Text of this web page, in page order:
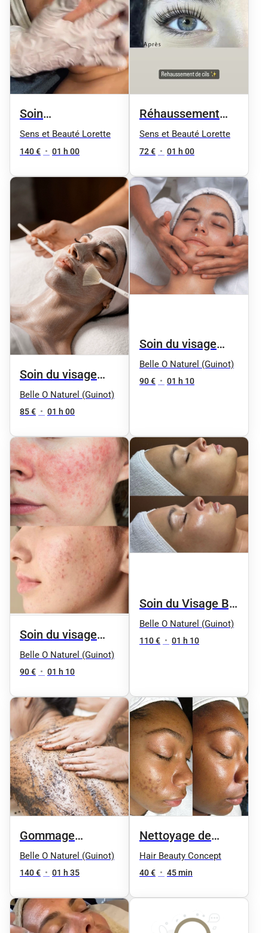
Soin
HYDRASKEENFACIAL
Sens et Beauté Lorette
140 € • 01 h 00
Réhaussement
des cils + Teinture
offerte
Sens et Beauté Lorette
72 € • 01 h 00
Soin du visage
"Équilibre" by
Phyt's
Belle O Naturel (Guinot)
85 € • 01 h 00
Soin du visage
"Aqua Phyt's" by
Phyt's - Femme
déshydratées)
Belle O Naturel (Guinot)
90 € • 01 h 10
Soin du visage
"Anti-comédons"
by Phyt's
Belle O Naturel (Guinot)
90 € • 01 h 10
Soin du Visage By
Phyt's
Belle O Naturel (Guinot)
110 € • 01 h 10
Gommage
Douceur &
massage
Relaxant aux 4
Belle O Naturel (Guinot)
140 € • 01 h 35
Nettoyage de
peau en
profondeur
Hair Beauty Concept
40 € • 45 min